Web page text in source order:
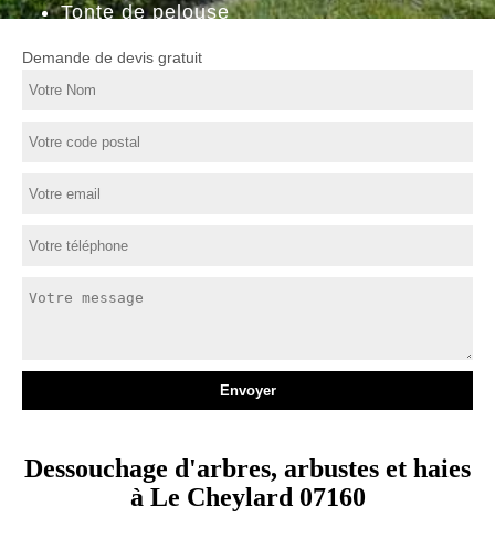
Tonte de pelouse
Demande de devis gratuit
Dessouchage d'arbres, arbustes et haies
à Le Cheylard 07160